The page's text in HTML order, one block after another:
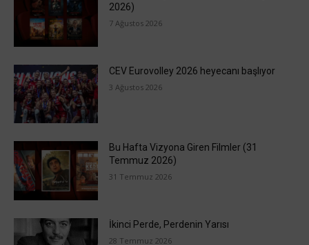
2026)
7 Ağustos 2026
CEV Eurovolley 2026 heyecanı başlıyor
3 Ağustos 2026
Bu Hafta Vizyona Giren Filmler (31
Temmuz 2026)
31 Temmuz 2026
İkinci Perde, Perdenin Yarısı
28 Temmuz 2026